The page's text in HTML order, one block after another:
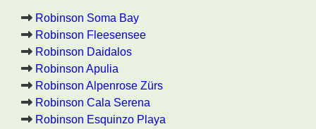
Robinson Soma Bay
Robinson Fleesensee
Robinson Daidalos
Robinson Apulia
Robinson Alpenrose Zürs
Robinson Cala Serena
Robinson Esquinzo Playa